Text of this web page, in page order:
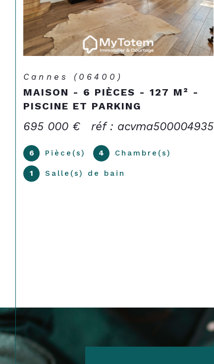
Cannes (06400)
MAISON - 6 PIÈCES - 127 M² -
PISCINE ET PARKING
695 000 € réf : acvma500004935
6 Pièce(s) 4 Chambre(s)
1 Salle(s) de bain